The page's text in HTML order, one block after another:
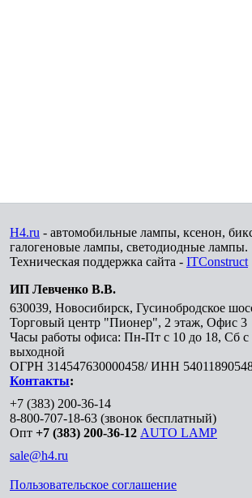
H4.ru - автомобильные лампы, ксенон,
галогеновые лампы, светодиодные лампы.
Техническая поддержка сайта - ITConstruct
ИП Левченко В.В.
630039, Новосибирск, Гусинобродское
Торговый центр "Пионер", 2 этаж, Офис 3
Часы работы офиса: Пн-Пт с 10 до 18, Сб с
выходной
ОГРН 314547630000458/ ИНН
Контакты:
+7 (383) 200-36-14
8-800-707-18-63 (звонок бесплатный)
Опт +7 (383) 200-36-12 AUTO LAMP
sale@h4.ru
Пользовательское соглашение